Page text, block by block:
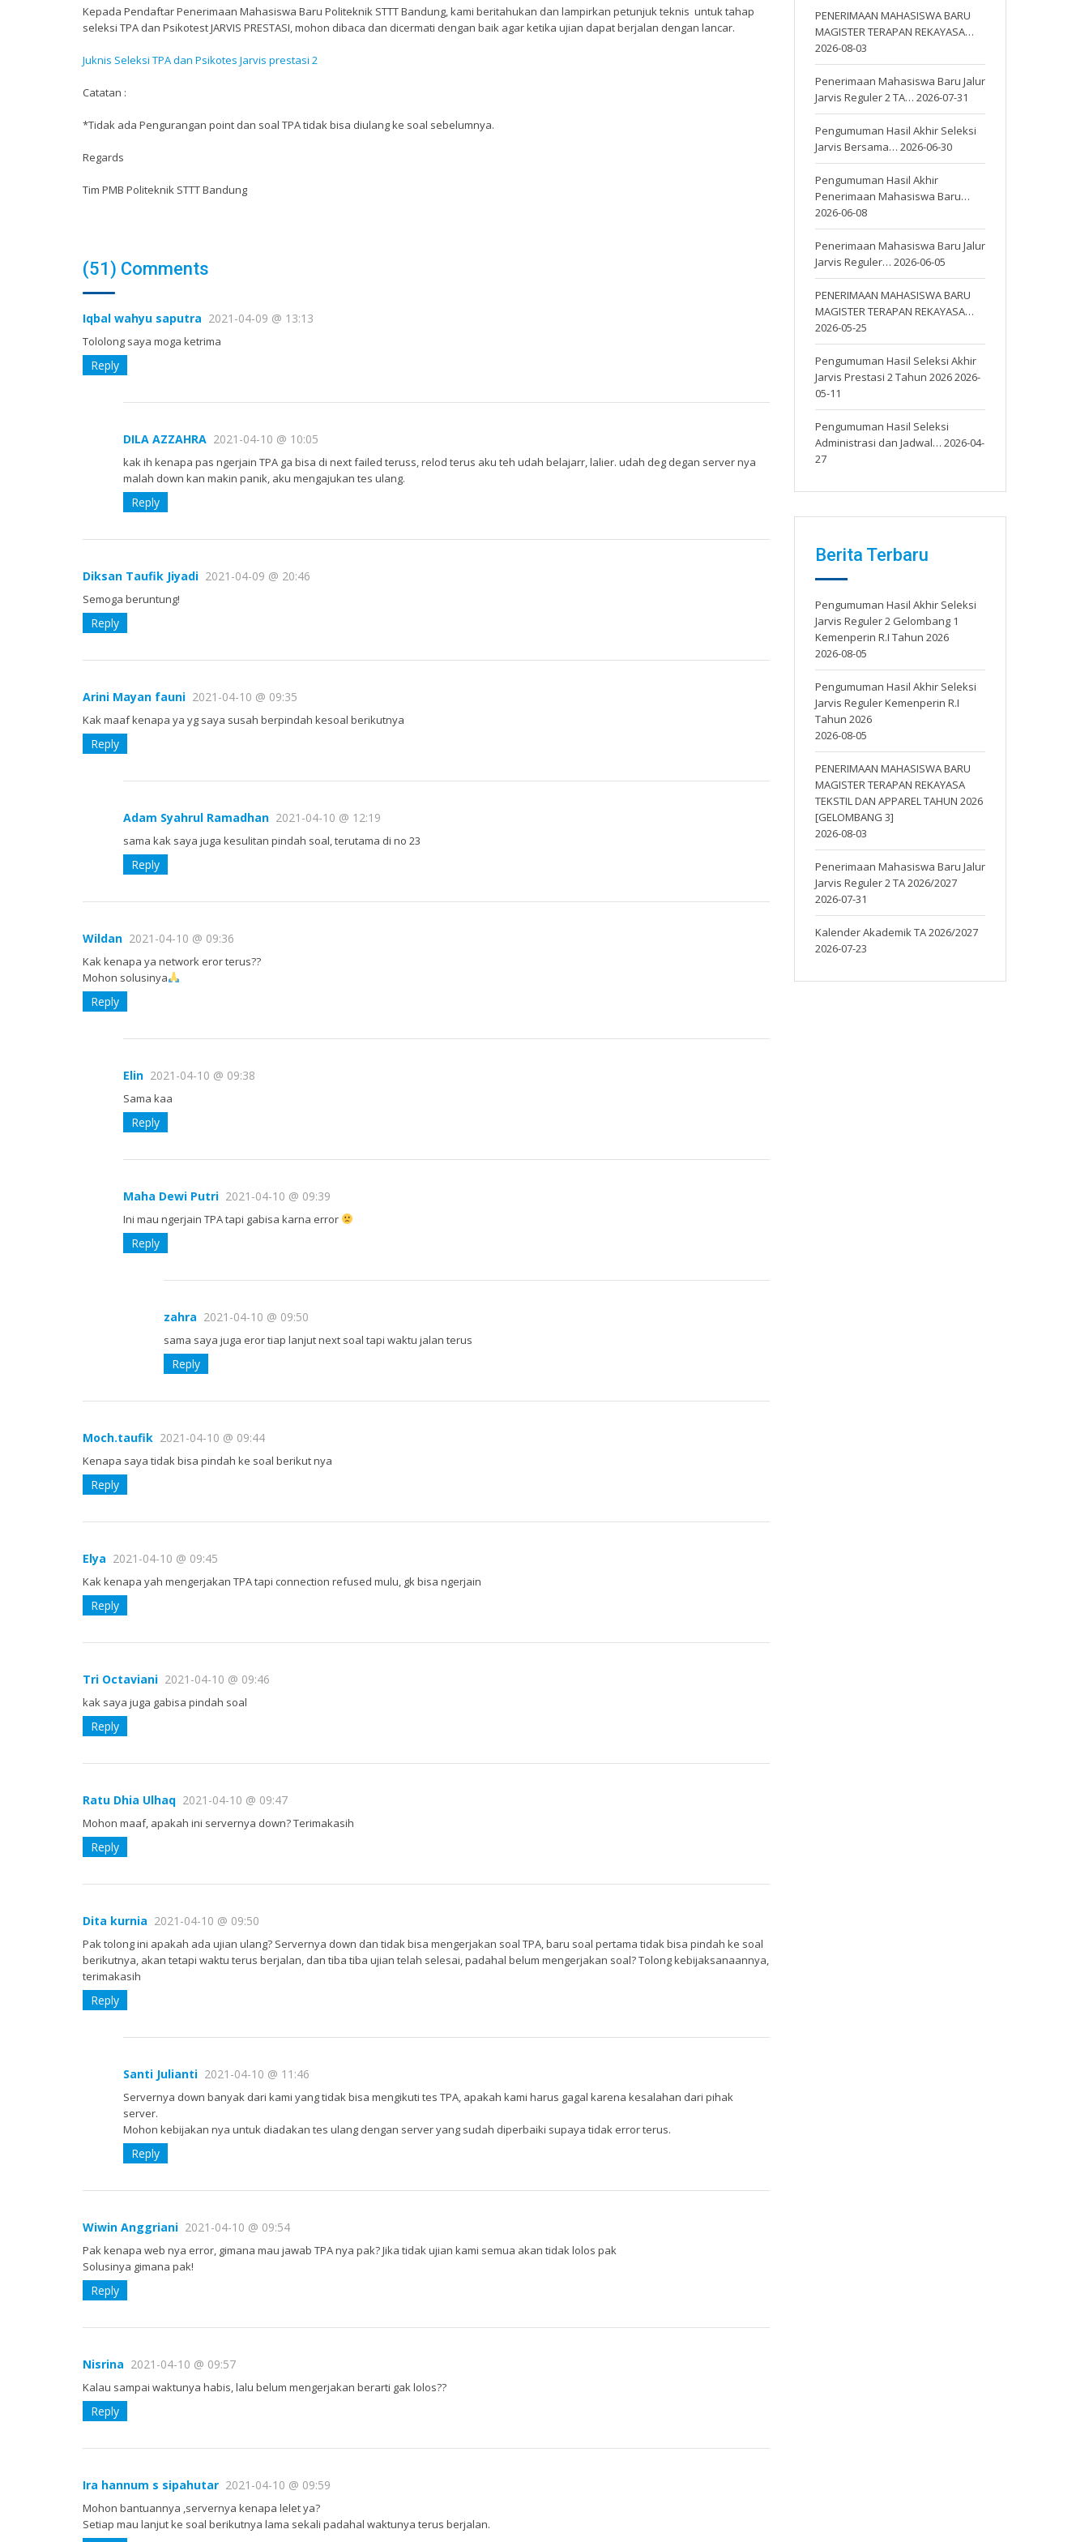
Kepada Pendaftar Penerimaan Mahasiswa Baru Politeknik STTT Bandung, kami beritahukan dan lampirkan petunjuk teknis untuk tahap
seleksi TPA dan Psikotest JARVIS PRESTASI, mohon dibaca dan dicermati dengan baik agar ketika ujian dapat berjalan dengan lancar.
Juknis Seleksi TPA dan Psikotes Jarvis prestasi 2
Catatan :
*Tidak ada Pengurangan point dan soal TPA tidak bisa diulang ke soal sebelumnya.
Regards
Tim PMB Politeknik STTT Bandung
(51) Comments
Iqbal wahyu saputra 2021-04-09 @ 13:13
Tololong saya moga ketrima
Reply
DILA AZZAHRA 2021-04-10 @ 10:05
kak ih kenapa pas ngerjain TPA ga bisa di next failed teruss, relod terus aku teh udah belajarr, lalier. udah deg degan server nya
malah down kan makin panik, aku mengajukan tes ulang.
Reply
Diksan Taufik Jiyadi 2021-04-09 @ 20:46
Semoga beruntung!
Reply
Arini Mayan fauni 2021-04-10 @ 09:35
Kak maaf kenapa ya yg saya susah berpindah kesoal berikutnya
Reply
Adam Syahrul Ramadhan 2021-04-10 @ 12:19
sama kak saya juga kesulitan pindah soal, terutama di no 23
Reply
Wildan 2021-04-10 @ 09:36
Kak kenapa ya network eror terus??
Mohon solusinya
Reply
Elin 2021-04-10 @ 09:38
Sama kaa
Reply
Maha Dewi Putri 2021-04-10 @ 09:39
Ini mau ngerjain TPA tapi gabisa karna error
Reply
zahra 2021-04-10 @ 09:50
sama saya juga eror tiap lanjut next soal tapi waktu jalan terus
Reply
Moch.taufik 2021-04-10 @ 09:44
Kenapa saya tidak bisa pindah ke soal berikut nya
Reply
Elya 2021-04-10 @ 09:45
Kak kenapa yah mengerjakan TPA tapi connection refused mulu, gk bisa ngerjain
Reply
Tri Octaviani 2021-04-10 @ 09:46
kak saya juga gabisa pindah soal
Reply
Ratu Dhia Ulhaq 2021-04-10 @ 09:47
Mohon maaf, apakah ini servernya down? Terimakasih
Reply
Dita kurnia 2021-04-10 @ 09:50
Pak tolong ini apakah ada ujian ulang? Servernya down dan tidak bisa mengerjakan soal TPA, baru soal pertama tidak bisa pindah ke soal
berikutnya, akan tetapi waktu terus berjalan, dan tiba tiba ujian telah selesai, padahal belum mengerjakan soal? Tolong kebijaksanaannya,
terimakasih
Reply
Santi Julianti 2021-04-10 @ 11:46
Servernya down banyak dari kami yang tidak bisa mengikuti tes TPA, apakah kami harus gagal karena kesalahan dari pihak
server.
Mohon kebijakan nya untuk diadakan tes ulang dengan server yang sudah diperbaiki supaya tidak error terus.
Reply
Wiwin Anggriani 2021-04-10 @ 09:54
Pak kenapa web nya error, gimana mau jawab TPA nya pak? Jika tidak ujian kami semua akan tidak lolos pak
Solusinya gimana pak!
Reply
Nisrina 2021-04-10 @ 09:57
Kalau sampai waktunya habis, lalu belum mengerjakan berarti gak lolos??
Reply
Ira hannum s sipahutar 2021-04-10 @ 09:59
Mohon bantuannya ,servernya kenapa lelet ya?
Setiap mau lanjut ke soal berikutnya lama sekali padahal waktunya terus berjalan.
PENERIMAAN MAHASISWA BARU
MAGISTER TERAPAN REKAYASA…
2026-08-03
Penerimaan Mahasiswa Baru Jalur
Jarvis Reguler 2 TA… 2026-07-31
Pengumuman Hasil Akhir Seleksi
Jarvis Bersama… 2026-06-30
Pengumuman Hasil Akhir
Penerimaan Mahasiswa Baru…
2026-06-08
Penerimaan Mahasiswa Baru Jalur
Jarvis Reguler… 2026-06-05
PENERIMAAN MAHASISWA BARU
MAGISTER TERAPAN REKAYASA…
2026-05-25
Pengumuman Hasil Seleksi Akhir
Jarvis Prestasi 2 Tahun 20262026-
05-11
Pengumuman Hasil Seleksi
Administrasi dan Jadwal… 2026-04-
27
Berita Terbaru
Pengumuman Hasil Akhir Seleksi
Jarvis Reguler 2 Gelombang 1
Kemenperin R.I Tahun 2026
2026-08-05
Pengumuman Hasil Akhir Seleksi
Jarvis Reguler Kemenperin R.I
Tahun 2026
2026-08-05
PENERIMAAN MAHASISWA BARU
MAGISTER TERAPAN REKAYASA
TEKSTIL DAN APPAREL TAHUN 2026
[GELOMBANG 3]
2026-08-03
Penerimaan Mahasiswa Baru Jalur
Jarvis Reguler 2 TA 2026/2027
2026-07-31
Kalender Akademik TA 2026/2027
2026-07-23